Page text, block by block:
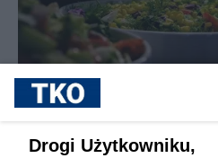
sponsorowane
dietetycznego? To nie
Drogi Użytkowniku,